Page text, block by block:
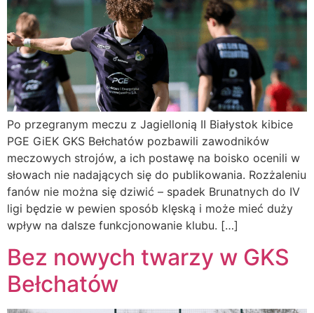
Po przegranym meczu z Jagiellonią II Białystok kibice
PGE GiEK GKS Bełchatów pozbawili zawodników
meczowych strojów, a ich postawę na boisko ocenili w
słowach nie nadających się do publikowania. Rozżaleniu
fanów nie można się dziwić – spadek Brunatnych do IV
ligi będzie w pewien sposób klęską i może mieć duży
wpływ na dalsze funkcjonowanie klubu. […]
Bez nowych twarzy w GKS
Bełchatów